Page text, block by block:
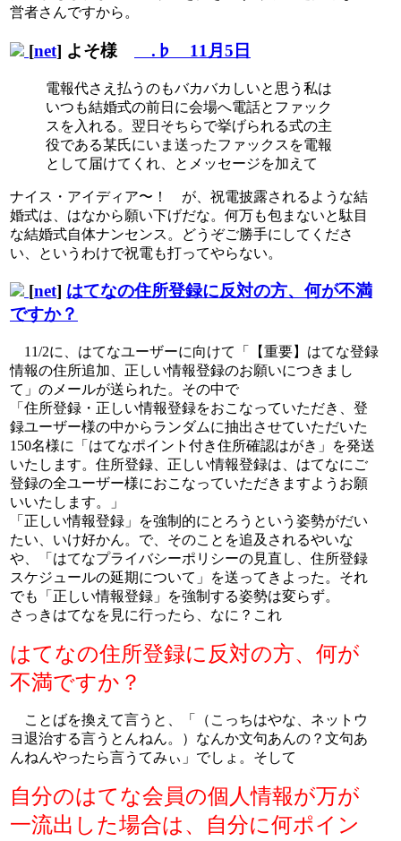
営者さんですから。
[net] よそ様 .♭ 11月5日
電報代さえ払うのもバカバカしいと思う私は
いつも結婚式の前日に会場へ電話とファック
スを入れる。翌日そちらで挙げられる式の主
役である某氏にいま送ったファックスを電報
として届けてくれ、とメッセージを加えて
ナイス・アイディア〜！ が、祝電披露されるような結
婚式は、はなから願い下げだな。何万も包まないと駄目
な結婚式自体ナンセンス。どうぞご勝手にしてくださ
い、というわけで祝電も打ってやらない。
[net] はてなの住所登録に反対の方、何が不満
ですか？
11/2に、はてなユーザーに向けて「【重要】はてな登録
情報の住所追加、正しい情報登録のお願いにつきまし
て」のメールが送られた。その中で
「住所登録・正しい情報登録をおこなっていただき、登
録ユーザー様の中からランダムに抽出させていただいた
150名様に「はてなポイント付き住所確認はがき」を発送
いたします。住所登録、正しい情報登録は、はてなにご
登録の全ユーザー様におこなっていただきますようお願
いいたします。」
「正しい情報登録」を強制的にとろうという姿勢がだい
たい、いけ好かん。で、そのことを追及されるやいな
や、「はてなプライバシーポリシーの見直し、住所登録
スケジュールの延期について」を送ってきよった。それ
でも「正しい情報登録」を強制する姿勢は変らず。
さっきはてなを見に行ったら、なに？これ
はてなの住所登録に反対の方、何が
不満ですか？
ことばを換えて言うと、「（こっちはやな、ネットウ
ヨ退治する言うとんねん。）なんか文句あんの？文句あ
んねんやったら言うてみぃ」でしょ。そして
自分のはてな会員の個人情報が万が
一流出した場合は、自分に何ポイン